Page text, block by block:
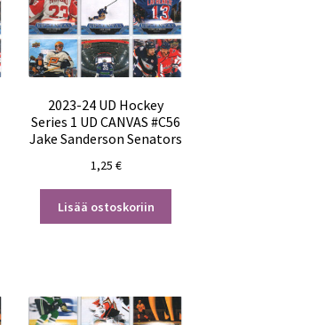
2023-24 UD Hockey
Series 1 UD CANVAS #C56
Jake Sanderson Senators
1,25 €
Lisää ostoskoriin